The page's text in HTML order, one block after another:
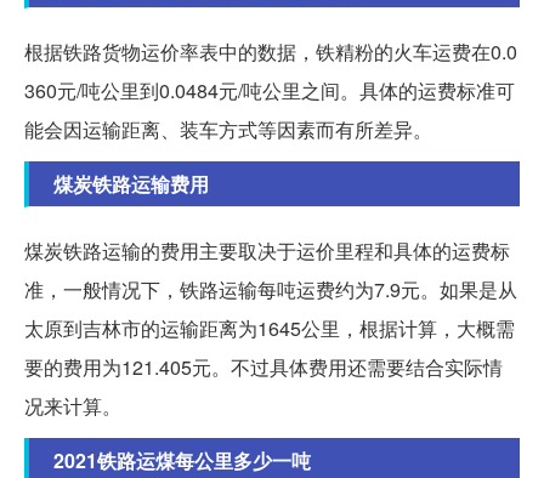
根据铁路货物运价率表中的数据，铁精粉的火车运费在0.0
360元/吨公里到0.0484元/吨公里之间。具体的运费标准可
能会因运输距离、装车方式等因素而有所差异。
煤炭铁路运输费用
煤炭铁路运输的费用主要取决于运价里程和具体的运费标
准，一般情况下，铁路运输每吨运费约为7.9元。如果是从
太原到吉林市的运输距离为1645公里，根据计算，大概需
要的费用为121.405元。不过具体费用还需要结合实际情
况来计算。
2021铁路运煤每公里多少一吨